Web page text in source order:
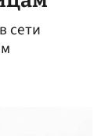
сети